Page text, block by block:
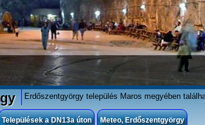
Erdőszentgyörgy település Maros megyében
Települések a DN13a úton Meteo, Erdőszentgyörgy